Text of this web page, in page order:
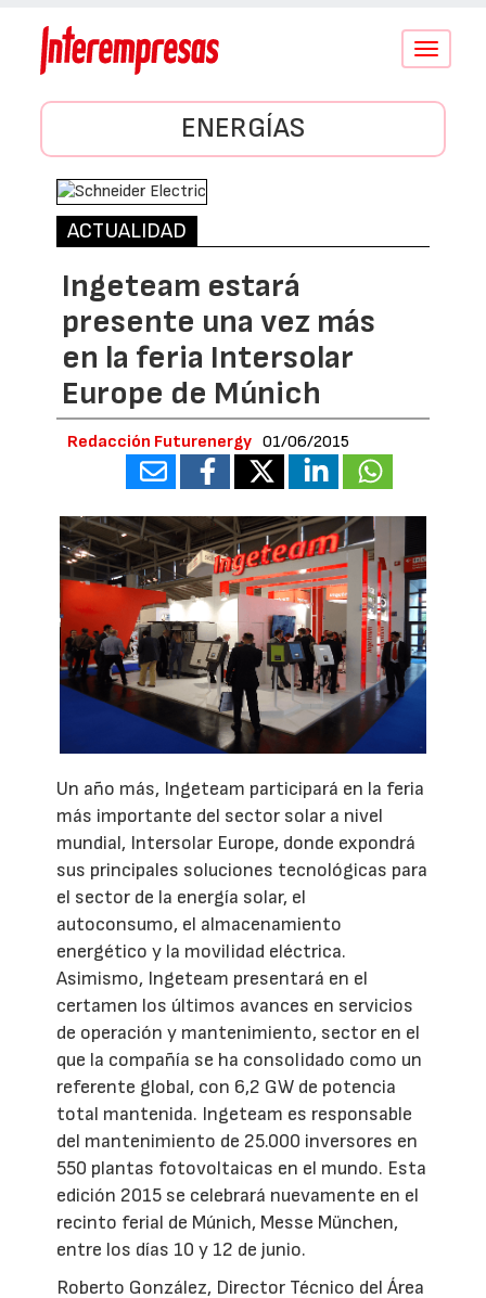
Conmutar
ENERGÍAS
ACTUALIDAD
Ingeteam estará
presente una vez más
en la feria Intersolar
Europe de Múnich
Redacción Futurenergy 01/06/2015
Un año más, Ingeteam participará en la feria
más importante del sector solar a nivel
mundial, Intersolar Europe, donde expondrá
sus principales soluciones tecnológicas para
el sector de la energía solar, el
autoconsumo, el almacenamiento
energético y la movilidad eléctrica.
Asimismo, Ingeteam presentará en el
certamen los últimos avances en servicios
de operación y mantenimiento, sector en el
que la compañía se ha consolidado como un
referente global, con 6,2 GW de potencia
total mantenida. Ingeteam es responsable
del mantenimiento de 25.000 inversores en
550 plantas fotovoltaicas en el mundo. Esta
edición 2015 se celebrará nuevamente en el
recinto ferial de Múnich, Messe München,
entre los días 10 y 12 de junio.
Roberto González, Director Técnico del Área